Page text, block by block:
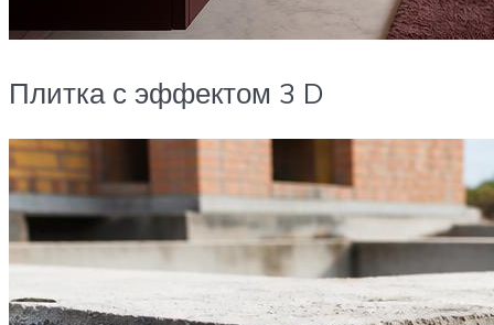
Плитка с эффектом 3 D